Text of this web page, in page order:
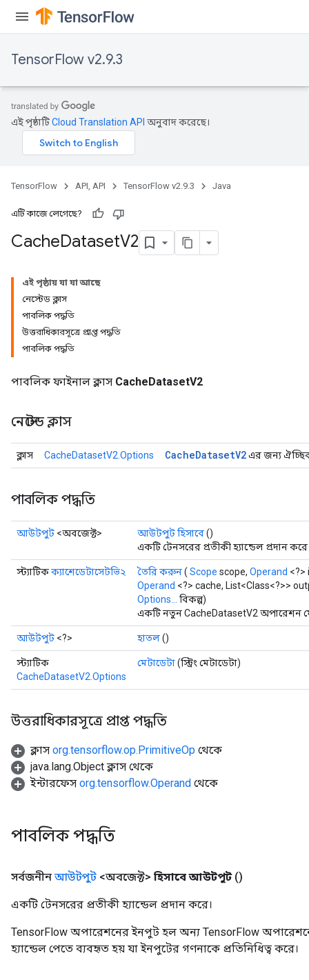
TensorFlow v2.9.3
এই পৃষ্ঠাটিCloud Translation API অনুবাদ করেছে।
TensorFlow API, API TensorFlow v2.9.3 Java
এটি কাজে লেগেছে?
CacheDatasetV2
এই পৃষ্ঠায় যা যা আছে
নেস্টেড ক্লাস
পাবলিক পদ্ধতি
উত্তরাধিকারসূত্রে প্রাপ্ত পদ্ধতি
পাবলিক পদ্ধতি
পাবলিক ফাইনাল ক্লাস CacheDatasetV2
নেস্টেড ক্লাস
ক্লাস CacheDatasetV2.Options CacheDatasetV2এর জন্য ঐচ্ছিক
পাবলিক পদ্ধতি
আউটপুট <অবজেক্ট> আউটপুট হিসাবে()
একটি টেনসরের প্রতীকী হ্যান্ডেল প্রদান
স্ট্যাটিকক্যাশেডেটাসেটভি২ তৈরি করুন( Scope scope, Operand
Operand <?> cache, List<Class<?>>
Options...
বিকল্প)
একটি নতুন CacheDatasetV2 অপারেশন
আউটপুট <?> হাতল()
স্ট্যাটিক
CacheDatasetV2.Options
মেটাডেটা(স্ট্রিং মেটাডেটা)
উত্তরাধিকারসূত্রে প্রাপ্ত পদ্ধতি
ক্লাস org.tensorflow.op.PrimitiveOp থেকে
java.lang.Object ক্লাস থেকে
ইন্টারফেস org.tensorflow.Operand থেকে
পাবলিক পদ্ধতি
সর্বজনীন আউটপুট <অবজেক্ট> হিসাবে আউটপুট ()
একটি টেনসরের প্রতীকী হ্যান্ডেল প্রদান করে।
TensorFlow অপারেশনের ইনপুট হল অন্য TensorFlow
হ্যান্ডেল পেতে ব্যবহৃত হয় যা ইনপুটের গণনাকে প্রতিনিধিত্ব করে।